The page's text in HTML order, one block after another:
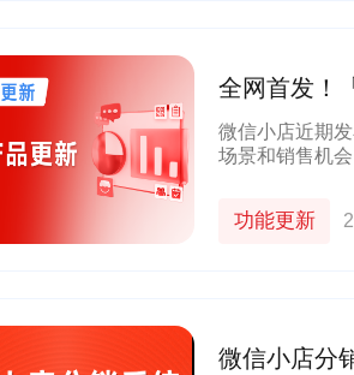
全网首发！
100名
微信小店近期
场景和销售机
功能更新
微信小店分